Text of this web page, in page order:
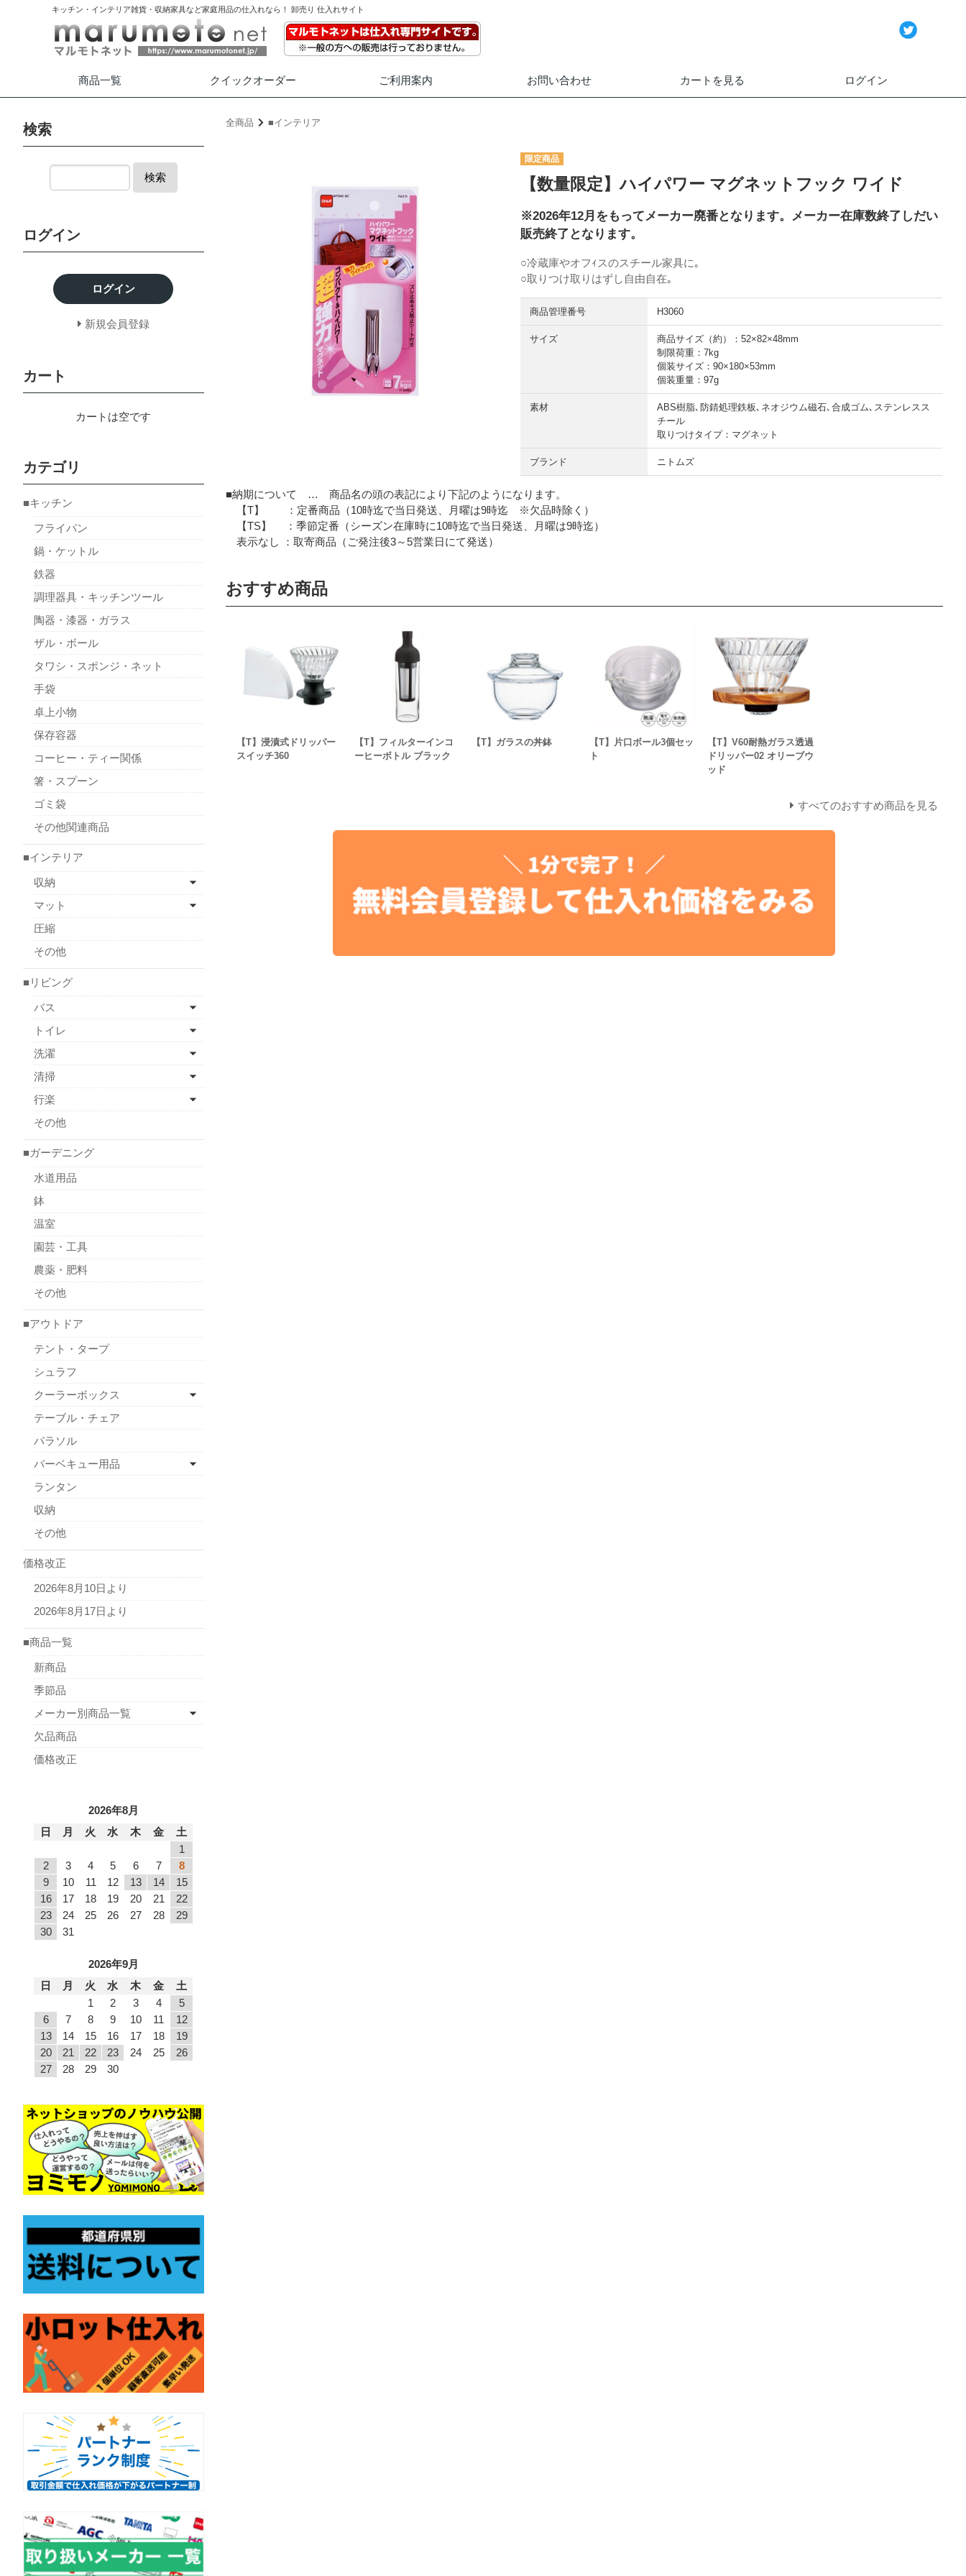
キッチン・インテリア雑貨・収納家具など家庭用品の仕入れなら！ 卸売り 仕入れサイト
商品一覧 クイックオーダー ご利用案内 お問い合わせ カートを見る ログイン
全商品 ■インテリア
【数量限定】ハイパワー マグネットフック ワイド
※2026年12月をもってメーカー廃番となります。メーカー在庫数終了しだい
販売終了となります。
○冷蔵庫やオフｨスのスチール家具に｡
○取りつけ取りはずし自由自在｡
商品管理番号 H3060
サイズ
商品サイズ（約）：52×82×48mm
制限荷重：7kg
個装サイズ：90×180×53mm
個装重量：97g
素材
ABS樹脂､防錆処理鉄板､ネオジウム磁石､合成ゴム､ステンレスス
チール
取りつけタイプ：マグネット
ブランド ニトムズ
■納期について … 商品名の頭の表記により下記のようになります。
【T】 ：定番商品（10時迄で当日発送、月曜は9時迄 ※欠品時除く）
【TS】 ：季節定番（シーズン在庫時に10時迄で当日発送、月曜は9時迄）
表示なし ：取寄商品（ご発注後3～5営業日にて発送）
おすすめ商品
【T】浸漬式ドリッパー
スイッチ360
【T】フィルターインコ
ーヒーボトル ブラック
【T】ガラスの丼鉢
【T】片口ボール3個セッ
ト
【T】V60耐熱ガラス透過
ドリッパー02 オリーブウ
ッド
すべてのおすすめ商品を見る
検索
検索
ログイン
ログイン
新規会員登録
カート
カートは空です
カテゴリ
■キッチン
フライパン
鍋・ケットル
鉄器
調理器具・キッチンツール
陶器・漆器・ガラス
ザル・ボール
タワシ・スポンジ・ネット
手袋
卓上小物
保存容器
コーヒー・ティー関係
箸・スプーン
ゴミ袋
その他関連商品
■インテリア
収納
マット
圧縮
その他
■リビング
バス
トイレ
洗濯
清掃
行楽
その他
■ガーデニング
水道用品
鉢
温室
園芸・工具
農薬・肥料
その他
■アウトドア
テント・タープ
シュラフ
クーラーボックス
テーブル・チェア
パラソル
バーベキュー用品
ランタン
収納
その他
価格改正
2026年8月10日より
2026年8月17日より
■商品一覧
新商品
季節品
メーカー別商品一覧
欠品商品
価格改正
2026年8月
日
月 火 水 木 金
土
1
2
3 4 5 6 7
8
9
10 11 12 13 14
15
16
17 18 19 20 21
22
23
24 25 26 27 28
29
30
31
2026年9月
日
月 火 水 木 金
土
1
2 3 4
5
6
7 8 9 10 11
12
13
14 15 16 17 18
19
20
21 22 23 24 25
26
27
28 29 30